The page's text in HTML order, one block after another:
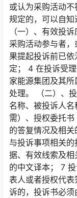
或认为采购活动
规定的，可以自知
（一）、有效投
采购活动参与者
果提起投诉前已
定； 4 在投诉受
家能源集团及其
处理。 （二）、
名称、被投诉人
需）、授权委托
的答复情况及相
与投诉事项相关
据、有效线索及相
的中文译本； 7
表人或者授权代
诉的，投诉书必须